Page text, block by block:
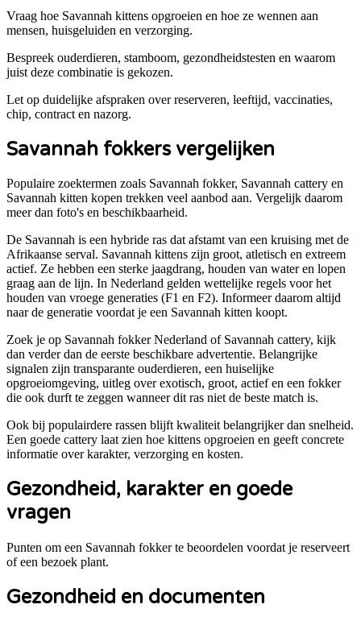
Vraag hoe Savannah kittens opgroeien en hoe ze wennen aan
mensen, huisgeluiden en verzorging.
Bespreek ouderdieren, stamboom, gezondheidstesten en waarom
juist deze combinatie is gekozen.
Let op duidelijke afspraken over reserveren, leeftijd, vaccinaties,
chip, contract en nazorg.
Savannah fokkers vergelijken
Populaire zoektermen zoals Savannah fokker, Savannah cattery en
Savannah kitten kopen trekken veel aanbod aan. Vergelijk daarom
meer dan foto's en beschikbaarheid.
De Savannah is een hybride ras dat afstamt van een kruising met de
Afrikaanse serval. Savannah kittens zijn groot, atletisch en extreem
actief. Ze hebben een sterke jaagdrang, houden van water en lopen
graag aan de lijn. In Nederland gelden wettelijke regels voor het
houden van vroege generaties (F1 en F2). Informeer daarom altijd
naar de generatie voordat je een Savannah kitten koopt.
Zoek je op Savannah fokker Nederland of Savannah cattery, kijk
dan verder dan de eerste beschikbare advertentie. Belangrijke
signalen zijn transparante ouderdieren, een huiselijke
opgroeiomgeving, uitleg over exotisch, groot, actief en een fokker
die ook durft te zeggen wanneer dit ras niet de beste match is.
Ook bij populairdere rassen blijft kwaliteit belangrijker dan snelheid.
Een goede cattery laat zien hoe kittens opgroeien en geeft concrete
informatie over karakter, verzorging en kosten.
Gezondheid, karakter en goede
vragen
Punten om een Savannah fokker te beoordelen voordat je reserveert
of een bezoek plant.
Gezondheid en documenten